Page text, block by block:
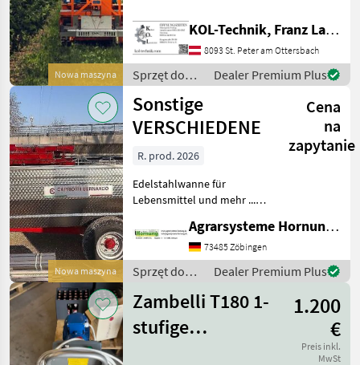
Nowa maszyna
(TeroAir-App) - Navigation:
GNSS RTK optional + lokale
Referenz - Bordspannung:
48 V (bis 55 V)
KOL-Technik, Franz Lampl-Küssner
8093 St. Peter am Ottersbach
Sprzęt do
uprawy
winorośli /
Sonstige
Dealer Premium Plus
Nowa maszyna
Sonstige
VERSCHIEDENE
Cena
na
zapytanie
R. prod. 2026
Edelstahlwanne für
Lebensmittel und mehr ...
Tridem Zweiachser mit
Drehschemel Sagen Sie uns
was Sie möchten Größe /
Breifung / Zubehör, dann
be
Agrarsysteme Hornung GmbH & Co. KG
73485 Zöbingen
Sprzęt do
winorośli /
Sonstige
Dealer Premium Plus
Zambelli T180 1-
stufige
1.200
€
Preis inkl.
MwSt